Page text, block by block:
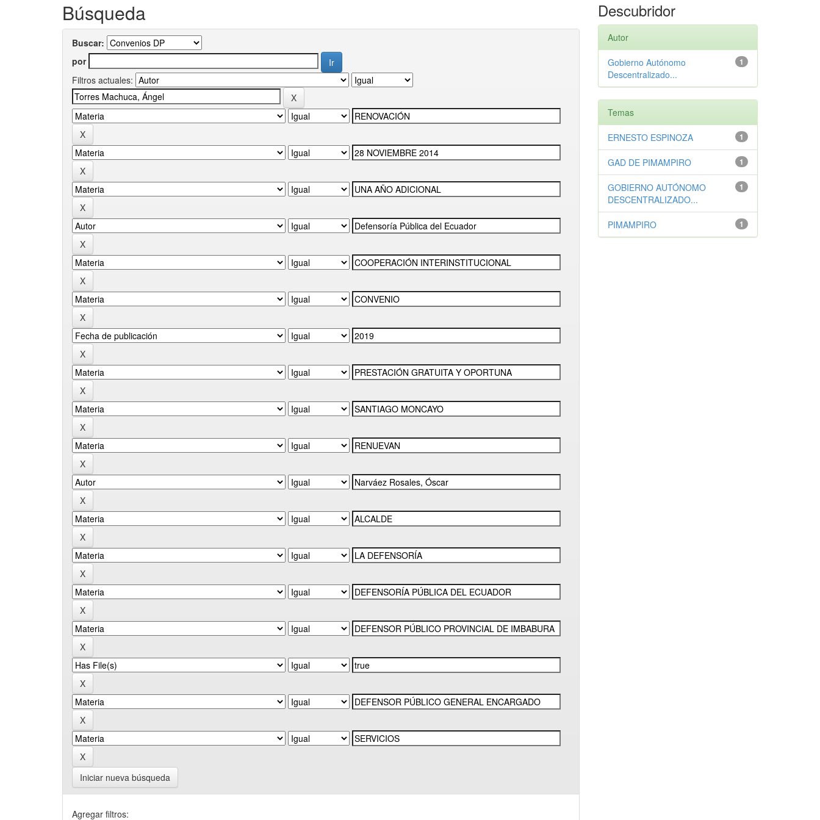
Búsqueda
Buscar:
por
Filtros actuales:
Iniciar nueva búsqueda
Agregar filtros:
Descubridor
Autor
1
Gobierno Autónomo
Descentralizado...
Temas
1
ERNESTO ESPINOZA
1
GAD DE PIMAMPIRO
1
GOBIERNO AUTÓNOMO
DESCENTRALIZADO...
1
PIMAMPIRO